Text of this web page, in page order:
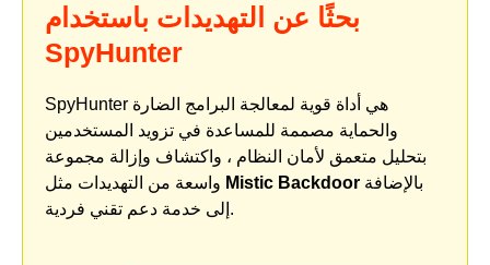
بحثًا عن التهديدات باستخدام
SpyHunter
SpyHunter هي أداة قوية لمعالجة البرامج الضارة
والحماية مصممة للمساعدة في تزويد المستخدمين
بتحليل متعمق لأمان النظام ، واكتشاف وإزالة مجموعة
Mistic Backdoor
إلى خدمة دعم تقني فردية.